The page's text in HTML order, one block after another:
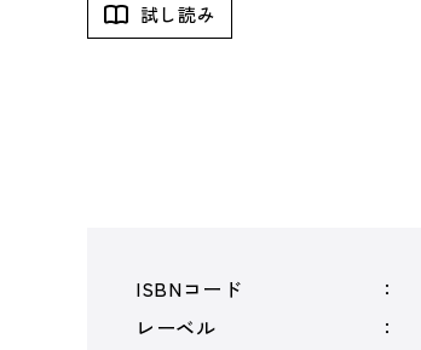
試し読み
ISBNコード
レーベル